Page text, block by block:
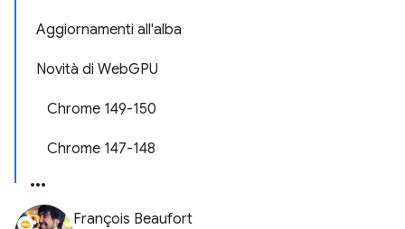
Aggiornamenti all'alba
Novità di WebGPU
Chrome 149-150
Chrome 147-148
François Beaufort